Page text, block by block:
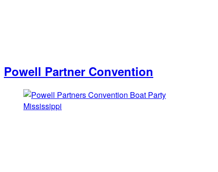
Powell Partner Convention